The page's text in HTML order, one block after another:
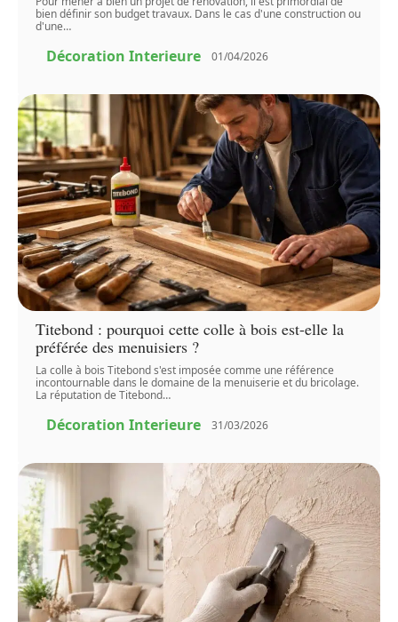
bien définir son budget travaux. Dans le cas d'une construction ou
d'une…
Décoration Interieure 01/04/2026
Titebond : pourquoi cette colle à bois est-elle la
préférée des menuisiers ?
La colle à bois Titebond s'est imposée comme une référence
incontournable dans le domaine de la menuiserie et du bricolage.
La réputation de Titebond…
Décoration Interieure 31/03/2026